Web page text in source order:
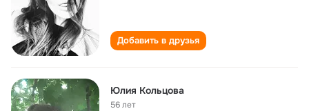
Добавить в друзья
Юлия Кольцова
56 лет